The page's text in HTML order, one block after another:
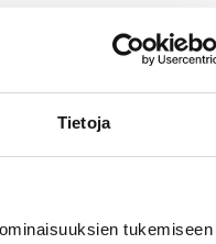
Tietoja
tukemiseen
jälkeen torjunnan, ja
toimitusjohtajaToni Paju.
kuin
ainoastaan vanhoja
parissa työskentelyyn,